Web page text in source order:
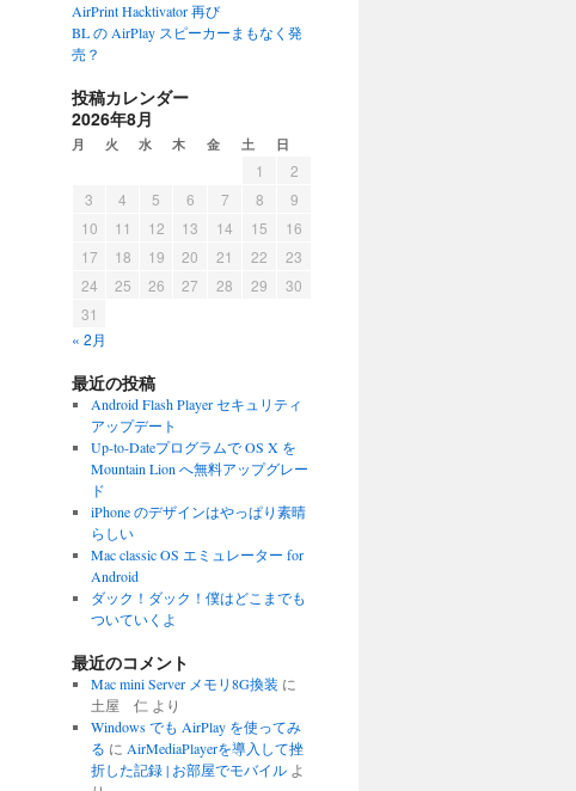
AirPrint Hacktivator 再び
BL の AirPlay スピーカーまもなく発
売？
投稿カレンダー
2026年8月
月 火 水 木 金 土 日
1
2
3
4 5 6 7 8
9
10
11 12 13 14 15
16
17
18 19 20 21 22
23
24
25 26 27 28 29
30
31
« 2月
最近の投稿
Android Flash Player セキュリティ
アップデート
Up-to-Dateプログラムで OS X を
Mountain Lion へ無料アップグレー
ド
iPhone のデザインはやっぱり素晴
らしい
Mac classic OS エミュレーター for
Android
ダック！ダック！僕はどこまでも
ついていくよ
最近のコメント
Mac mini Server メモリ8G換装 に
土屋 仁 より
Windows でも AirPlay を使ってみ
る に AirMediaPlayerを導入して挫
折した記録 | お部屋でモバイルよ